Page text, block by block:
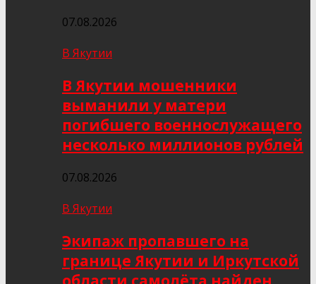
07.08.2026
В Якутии
В Якутии мошенники
выманили у матери
погибшего военнослужащего
несколько миллионов рублей
07.08.2026
В Якутии
Экипаж пропавшего на
границе Якутии и Иркутской